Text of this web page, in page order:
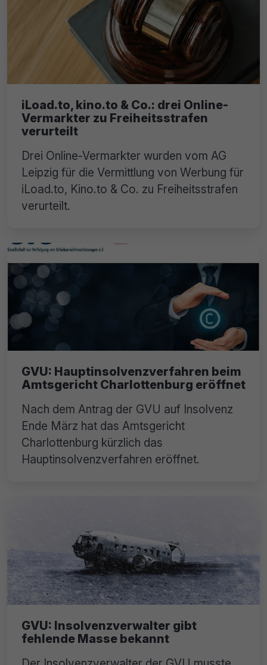
iLoad.to, kino.to & Co.: drei Online-
Vermarkter zu Freiheitsstrafen
verurteilt
Drei Online-Vermarkter wurden vom AG
Leipzig für die Vermittlung von Werbung für
iLoad.to, Kino.to & Co. zu Freiheitsstrafen
verurteilt.
GVU: Hauptinsolvenzverfahren beim
Amtsgericht Charlottenburg eröffnet
Nach dem Antrag der GVU auf Insolvenz
Ende März hat das Amtsgericht
Charlottenburg kürzlich das
Hauptinsolvenzverfahren eröffnet.
GVU: Insolvenzverwalter gibt
fehlende Masse bekannt